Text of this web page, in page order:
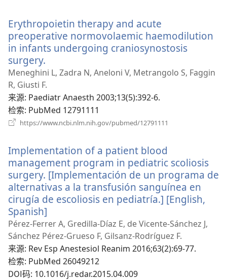
口）
Erythropoietin therapy and acute
preoperative normovolaemic haemodilution
in infants undergoing craniosynostosis
surgery.
开
新
窗
口）
Meneghini L, Zadra N, Aneloni V, Metrangolo S, Faggin
R, Giusti F.
来源‎: Paediatr Anaesth 2003;13(5):392-6.
检索‎: PubMed 12791111
https://www.ncbi.nlm.nih.gov/pubmed/12791111
口）
Implementation of a patient blood
management program in pediatric scoliosis
surgery. [Implementación de un programa de
alternativas a la transfusión sanguínea en
cirugía de escoliosis en pediatría.] [English,
Spanish]
开
新
窗
口）
Pérez-Ferrer A, Gredilla-Díaz E, de Vicente-Sánchez J,
Sánchez Pérez-Grueso F, Gilsanz-Rodríguez F.
来源‎: Rev Esp Anestesiol Reanim 2016;63(2):69-77.
检索‎: PubMed 26049212
DOI码‎: 10.1016/j.redar.2015.04.009